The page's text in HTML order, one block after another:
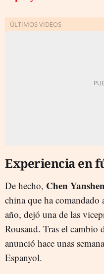
Experiencia en
De hecho, Chen
china que ha comandado
año, dejó una de las
Rousaud. Tras el cambio
anunció hace unas
Espanyol.